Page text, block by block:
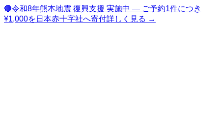
🔴令和8年熊本地震 復興支援 実施中 — ご予約1件につき
¥1,000を日本赤十字社へ寄付詳しく見る →